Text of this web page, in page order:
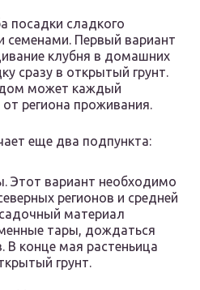
посадки сладкого
семенами. Первый вариант
клубня в домашних
сразу в открытый грунт.
может каждый
региона проживания.
еще два подпункта:
Этот вариант необходимо
регионов и средней
материал
тары, дождаться
В конце мая растеньица
грунт.